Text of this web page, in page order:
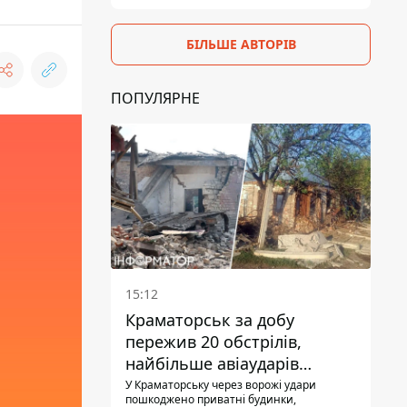
БІЛЬШЕ АВТОРІВ
ПОПУЛЯРНЕ
15:12
Краматорськ за добу
пережив 20 обстрілів,
найбільше авіаударів
КАБ-250
У Краматорську через ворожі удари
пошкоджено приватні будинки,